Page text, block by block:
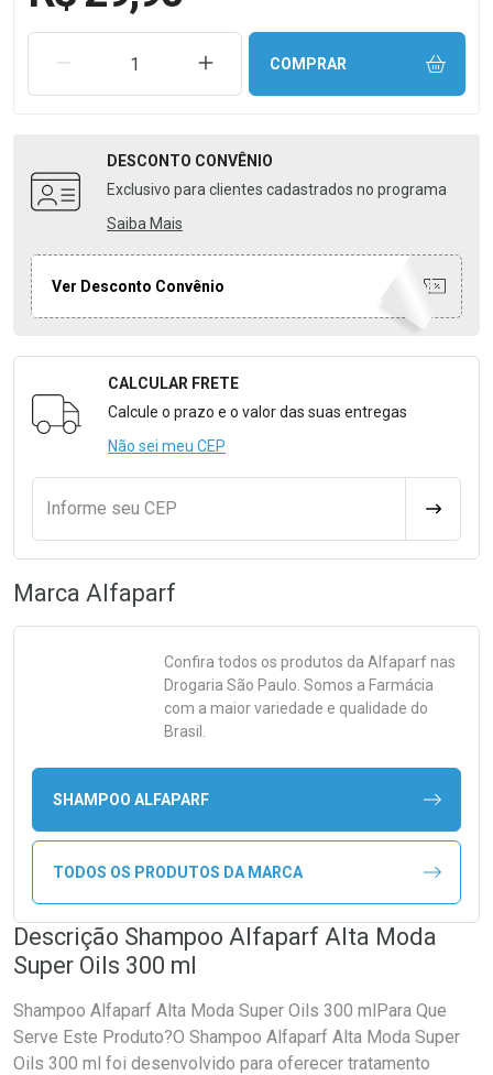
REMOVER UMA UNIDADEAUMENTAR UMA UNIDADE
COMPRAR
DESCONTO CONVÊNIO
Exclusivo para clientes cadastrados no programa
Saiba Mais
Ver Desconto Convênio
Formulário para Calcular o Frete
CALCULAR FRETE
Calcule o prazo e o valor das suas entregas
Não sei meu CEP
Informe seu CEP
Marca Alfaparf
Confira todos os produtos da Alfaparfnas
Drogaria São Paulo. Somos a Farmácia
com a maior variedade e qualidade do
Brasil.
SHAMPOO ALFAPARF
TODOS OS PRODUTOS DA MARCA
Descrição Shampoo Alfaparf Alta Moda
Super Oils 300 ml
Shampoo Alfaparf Alta Moda Super Oils 300 mlPara Que
Serve Este Produto?O Shampoo Alfaparf Alta Moda Super
Oils 300 ml foi desenvolvido para oferecer tratamento